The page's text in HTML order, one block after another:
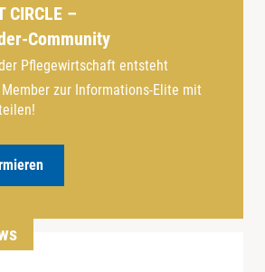
CIRCLE –
Community
Pflegewirtschaft entsteht
zur Informations-Elite mit